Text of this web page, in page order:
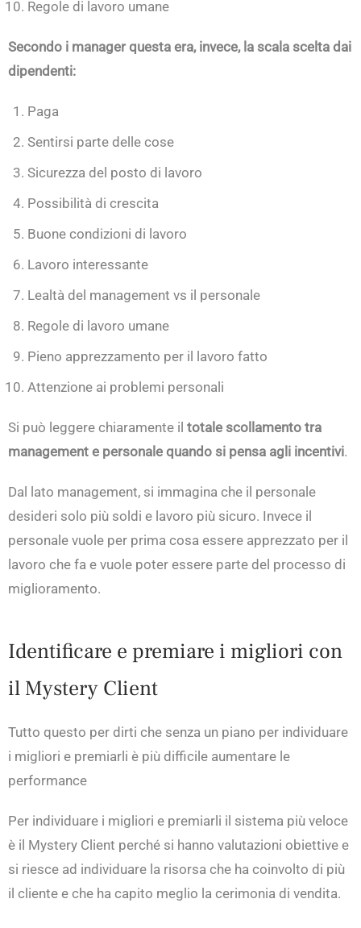
Regole di lavoro umane
Secondo i manager questa era, invece, la scala scelta dai
dipendenti:
Paga
Sentirsi parte delle cose
Sicurezza del posto di lavoro
Possibilità di crescita
Buone condizioni di lavoro
Lavoro interessante
Lealtà del management vs il personale
Regole di lavoro umane
Pieno apprezzamento per il lavoro fatto
Attenzione ai problemi personali
Si può leggere chiaramente il totale scollamento tra
management e personale quando si pensa agli incentivi.
Dal lato management, si immagina che il personale
desideri solo più soldi e lavoro più sicuro. Invece il
personale vuole per prima cosa essere apprezzato per il
lavoro che fa e vuole poter essere parte del processo di
miglioramento.
Identificare e premiare i migliori con
il Mystery Client
Tutto questo per dirti che senza un piano per individuare
i migliori e premiarli è più difficile aumentare le
performance
Per individuare i migliori e premiarli il sistema più veloce
è il Mystery Client perché si hanno valutazioni obiettive e
si riesce ad individuare la risorsa che ha coinvolto di più
il cliente e che ha capito meglio la cerimonia di vendita.